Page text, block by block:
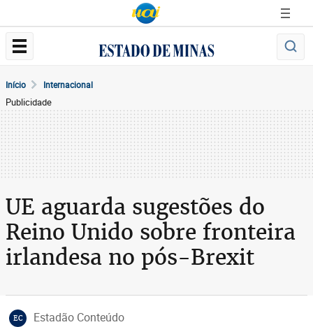
Início Internacional
Publicidade
UE aguarda sugestões do
Reino Unido sobre fronteira
irlandesa no pós-Brexit
EC Estadão Conteúdo